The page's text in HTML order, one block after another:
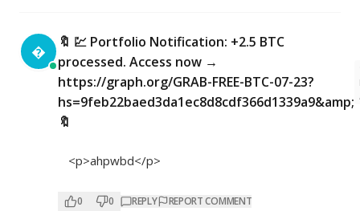

🔖 💹 Portfolio Notification: +2.5 BTC
processed. Access now →
https://graph.org/GRAB-FREE-BTC-07-23?
hs=9feb22baed3da1ec8d8cdf366d1339a9&amp;
🔖
<p>ahpwbd</p>
0 0 REPLY REPORT COMMENT